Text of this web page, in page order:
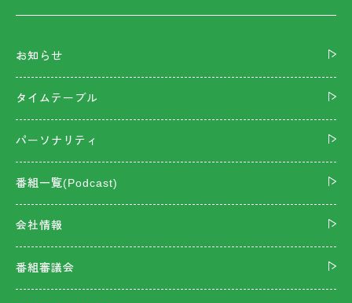
お知らせ
タイムテーブル
パーソナリティ
番組一覧(Podcast)
会社情報
番組審議会